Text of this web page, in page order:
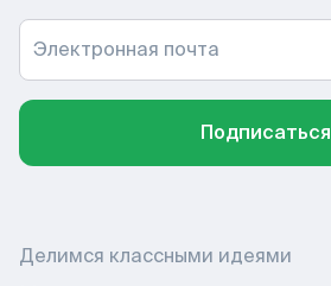
Электронная почта
Подписаться
Делимся классными идеями